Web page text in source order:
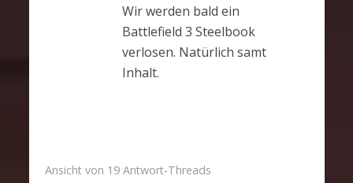
Wir werden bald ein
Battlefield 3 Steelbook
verlosen. Natürlich samt
Inhalt.
Ansicht von 19 Antwort-Threads